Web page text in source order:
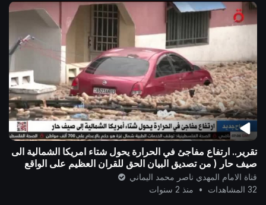
تقرير.. ارتفاع مفاجئ في الحرارة يحول شتاء امريكا الشمالية الى
صيف حار ( من تصديق البيان الحق للقران العظيم على الواقع
الحقيقي )
قناة الامام المهدي ناصر محمد اليماني
32 المشاهدات
• منذ 2 سنوات